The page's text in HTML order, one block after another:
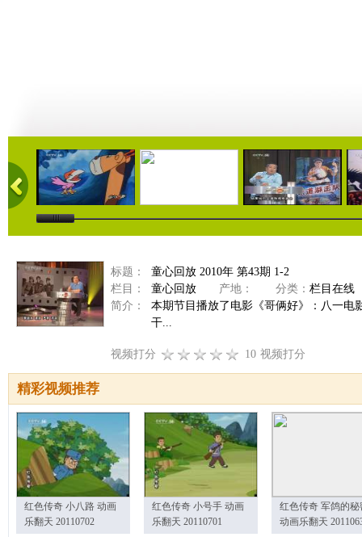
10:39 01:23:44 01:35:50
标题：
童心回放 2010年 第43期 1-2
栏目：
童心回放 产地： 分类： 栏目在线
简介：
本期节目播放了电影《哥俩好》：八一电
干...
视频打分 10 视频打分
精彩视频推荐
红色传奇 小八路 动画
乐翻天 20110702
红色传奇 小号手 动画
乐翻天 20110701
红色传奇 军鸽的秘
动画乐翻天